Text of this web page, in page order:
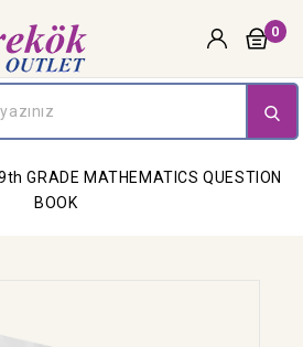
0
GRADE MATHEMATICS QUESTION
BOOK